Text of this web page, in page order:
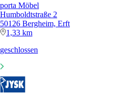
porta Möbel
Humboldtstraße 2
50126 Bergheim, Erft
1,33 km
geschlossen